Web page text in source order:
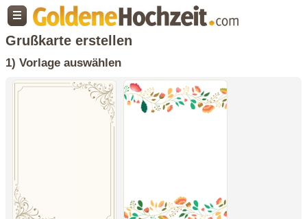
Grußkarte erstellen
1) Vorlage auswählen